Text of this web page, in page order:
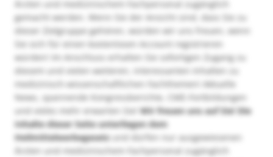
Ärzten und medizinischem Fachpersonal zugänglich
gemacht werden. Wenn Sie der Ansicht sind, dass Sie zu
dieser Zielgruppe gehören, würden wir uns freuen, wenn
Sie sich für einen kostenlosen Account registrieren
würden! Im Anschluss erhalten Sie sofortigen Zugang zu
diesem und vielen weiteren, interessanten Inhalten zu
medizinisch-wissenschaftlichen Fachthemen! Aktuelle
News, spannende Kongressberichte, CME-Fortbildungen
und vieles mehr erwarten Sie!Wir freuen uns auf Sie! Die
Inhalte dieser Seite unterliegen dem
Heilmittelwerbegesetzund dürfen nur ausgewiesenen
Ärzten und medizinischem Fachpersonal zugänglich